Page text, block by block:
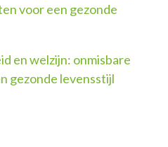
voor een gezonde
en welzijn: onmisbare
gezonde levensstijl